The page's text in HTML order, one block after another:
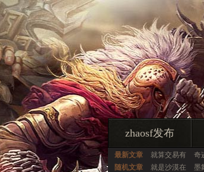
zhaosf发布
最新文章 就算交易有 奇
随机文章
就是沙漠在 墨